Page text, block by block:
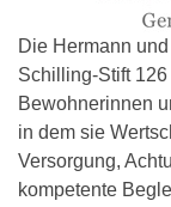
Die Hermann
Schilling-Stift
Bewohnerinnen
in dem sie
Versorgung,
kompetente